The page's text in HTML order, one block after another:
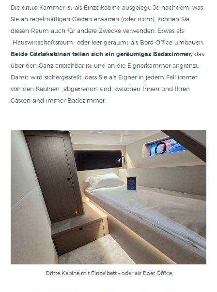
Die dritte Kammer ist als Einzelkabine ausgelegt. Je nachdem, was
Sie an regelmäßigen Gästen erwarten (oder nicht), können Sie
diesen Raum auch für andere Zwecke verwenden. Etwas als
„Hauswirtschaftsraum“ oder leer geräumt als Bord-Office umbauen.
Beide Gästekabinen teilen sich ein geräumiges Badezimmer,das
über den Ganz erreichbar ist und an die Eignerkammer angrenzt.
Damit wird sichergestellt, dass Sie als Eigner in jedem Fall immer
von den Kabinen „abgetrennt“ sind, zwischen Ihnen und Ihren
Gästen sind immer Badezimmer.
Dritte Kabine mit Einzelbett – oder als Boat Office